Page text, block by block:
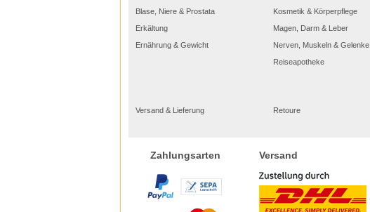
Blase, Niere & Prostata
Erkältung
Ernährung & Gewicht
Kosmetik & Körperpflege
Magen, Darm & Leber
Nerven, Muskeln & Gelenke
Reiseapotheke
Versand & Lieferung Retoure
Zahlungsarten Versand